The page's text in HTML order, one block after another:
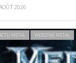
2026
METAL WEBZINE METAL